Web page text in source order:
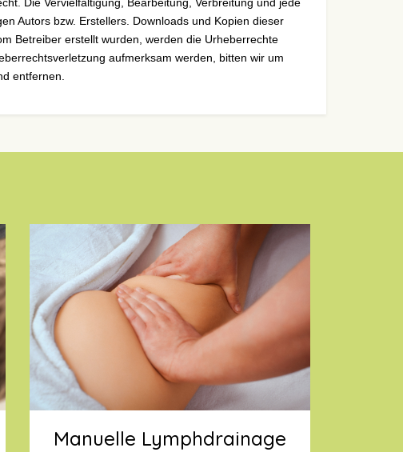
Autors bzw. Erstellers. Downloads und Kopien dieser
Betreiber erstellt wurden, werden die Urheberrechte
aufmerksam werden, bitten wir um
entfernen.
Manuelle Lymphdrainage